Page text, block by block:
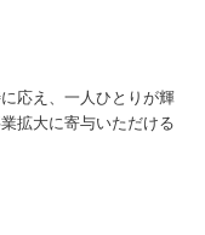
応え、一人ひとりが輝
拡大に寄与いただける